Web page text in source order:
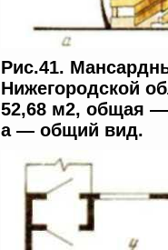
Рис.41.
Нижегородской
52,68 м2, общая
а — общий вид.